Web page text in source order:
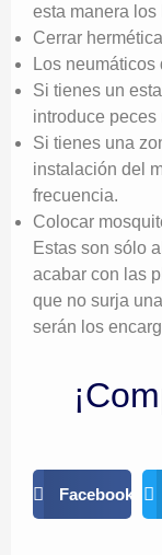
esta manera
Cerrar
Los
Si tienes un
introduce peces
Si tienes una
instalación del
frecuencia.
Colocar
Estas son sólo
acabar con las
que no surja
serán los
Facebook